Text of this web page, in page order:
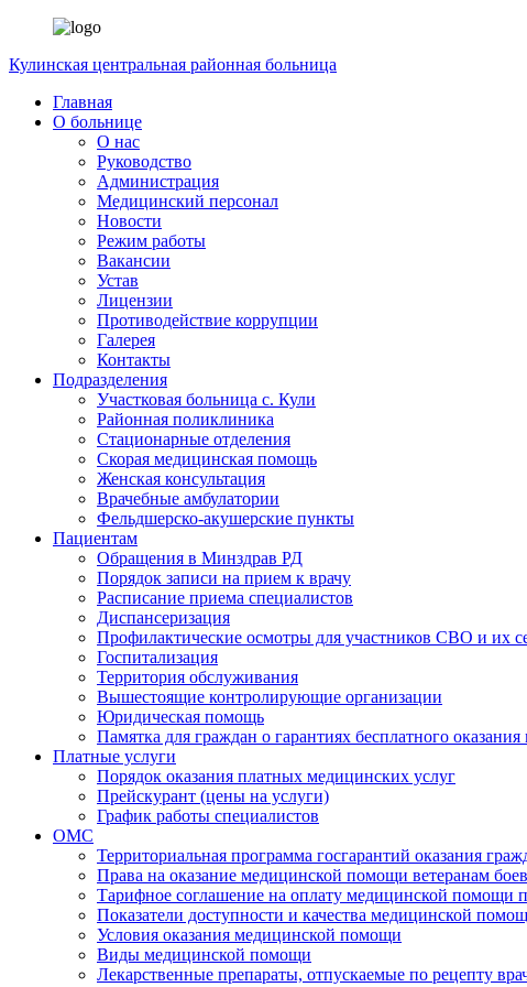
Кулинская центральная районная больница
Главная
О больнице
О нас
Руководство
Администрация
Медицинский персонал
Новости
Режим работы
Вакансии
Устав
Лицензии
Противодействие коррупции
Галерея
Контакты
Подразделения
Участковая больница с. Кули
Районная поликлиника
Стационарные отделения
Скорая медицинская помощь
Женская консультация
Врачебные амбулатории
Фельдшерско-акушерские пункты
Пациентам
Обращения в Минздрав РД
Порядок записи на прием к врачу
Расписание приема специалистов
Диспансеризация
Профилактические осмотры для участников СВО и их
Госпитализация
Территория обслуживания
Вышестоящие контролирующие организации
Юридическая помощь
Памятка для граждан о гарантиях бесплатного
Платные услуги
Порядок оказания платных медицинских услуг
Прейскурант (цены на услуги)
График работы специалистов
ОМС
Территориальная программа госгарантий оказания
Права на оказание медицинской помощи ветеранам
Тарифное соглашение на оплату медицинской помощи
Показатели доступности и качества медицинской
Условия оказания медицинской помощи
Виды медицинской помощи
Лекарственные препараты, отпускаемые по рецепту